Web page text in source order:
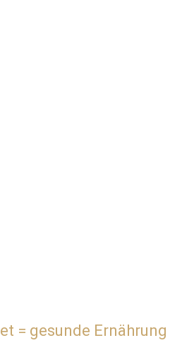
= gesunde Ernährung